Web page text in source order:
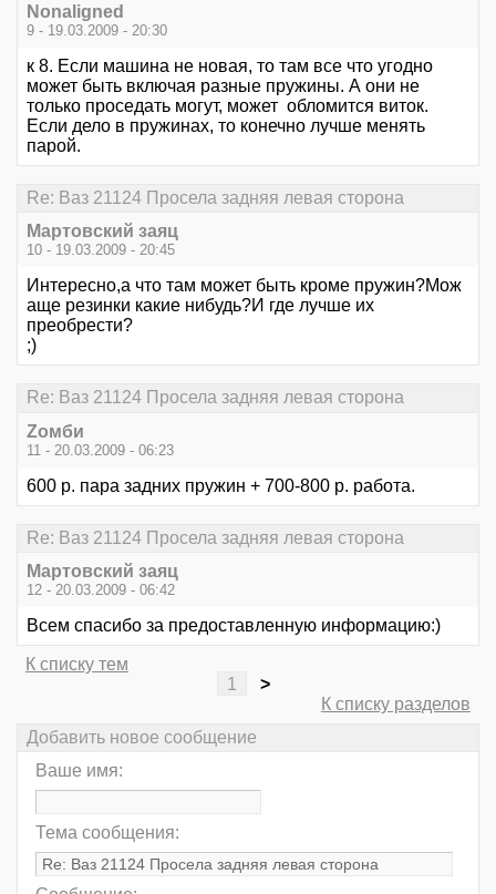
Nonaligned
9 - 19.03.2009 - 20:30
к 8. Если машина не новая, то там все что угодно
может быть включая разные пружины. А они не
только проседать могут, может обломится виток.
Если дело в пружинах, то конечно лучше менять
парой.
Re: Ваз 21124 Просела задняя левая сторона
Мартовский заяц
10 - 19.03.2009 - 20:45
Интересно,а что там может быть кроме пружин?Мож
аще резинки какие нибудь?И где лучше их
преобрести?
;)
Re: Ваз 21124 Просела задняя левая сторона
Zомби
11 - 20.03.2009 - 06:23
600 р. пара задних пружин + 700-800 р. работа.
Re: Ваз 21124 Просела задняя левая сторона
Мартовский заяц
12 - 20.03.2009 - 06:42
Всем спасибо за предоставленную информацию:)
К списку тем
1
>
К списку разделов
Добавить новое сообщение
Ваше имя:
Тема сообщения: